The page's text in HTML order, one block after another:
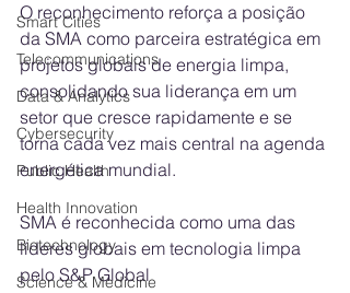
Smart Cities
Telecommunications
Data & Analytics
Cybersecurity
Public Health
Health Innovation
Biotechnology
Science & Medicine
O reconhecimento reforça a posição
da SMA como parceira estratégica em
projetos globais de energia limpa,
consolidando sua liderança em um
setor que cresce rapidamente e se
torna cada vez mais central na agenda
energética mundial.
SMA é reconhecida como uma das
líderes globais em tecnologia limpa
pelo S&P Global